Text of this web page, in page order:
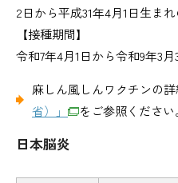
2日から平成31年4月1日生まれ
【接種期間】
令和7年4月1日から令和9年3
麻しん風しんワクチンの
省）」
をご参照ください。
日本脳炎